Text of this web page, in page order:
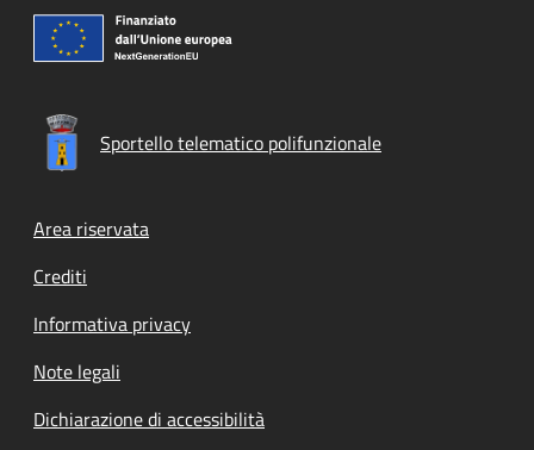
Sportello telematico polifunzionale
Footer menu
Area riservata
Crediti
Informativa privacy
Note legali
Dichiarazione di accessibilità